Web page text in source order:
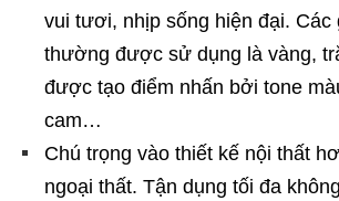
vui tươi, nhịp sống hiện đại. Các
thường được sử dụng là vàng,
được tạo điểm nhấn bởi tone
cam…
Chú trọng vào thiết kế nội thất
ngoại thất. Tận dụng tối đa